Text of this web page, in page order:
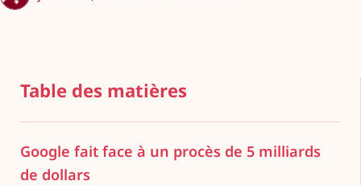
Table des matières
Google fait face à un procès de 5 milliards
de dollars